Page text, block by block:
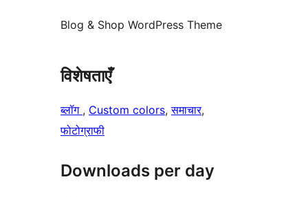
Blog & Shop WordPress Theme
विशेषताएँ
ब्लॉग , Custom colors, समाचार
फोटोग्राफी
Downloads per day